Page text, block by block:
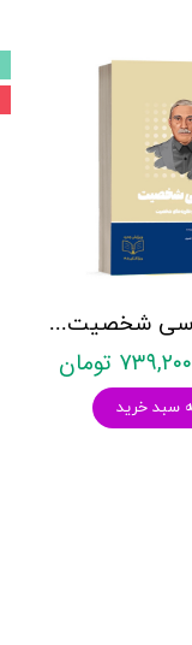
کتاب روانشناسی شخصیت نشر روان آموز زهرا ساعدی
۷۳۹,۲۰۰ تومان
سبد خرید